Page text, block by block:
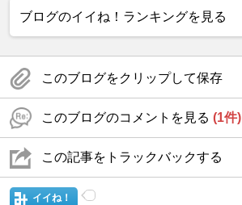
ブログのイイね！ランキングを見る
このブログをクリップして保存
このブログのコメントを見る (1件)
この記事をトラックバックする
イイね！